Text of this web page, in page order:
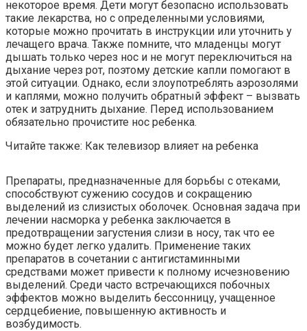
некоторое время. Дети могут безопасно использовать
такие лекарства, но с определенными условиями,
которые можно прочитать в инструкции или уточнить у
лечащего врача. Также помните, что младенцы могут
дышать только через нос и не могут переключиться на
дыхание через рот, поэтому детские капли помогают в
этой ситуации. Однако, если злоупотреблять аэрозолями
и каплями, можно получить обратный эффект – вызвать
отек и затруднить дыхание. Перед использованием
обязательно прочистите нос ребенка.
Читайте также: Как телевизор влияет на ребенка
Препараты, предназначенные для борьбы с отеками,
способствуют сужению сосудов и сокращению
выделений из слизистых оболочек. Основная задача при
лечении насморка у ребенка заключается в
предотвращении загустения слизи в носу, так что ее
можно будет легко удалить. Применение таких
препаратов в сочетании с антигистаминными
средствами может привести к полному исчезновению
выделений. Среди часто встречающихся побочных
эффектов можно выделить бессонницу, учащенное
сердцебиение, повышенную активность и
возбудимость.